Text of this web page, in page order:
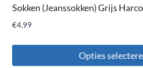
Sokken (Jeanssokken) Grijs
€4,99
Opties